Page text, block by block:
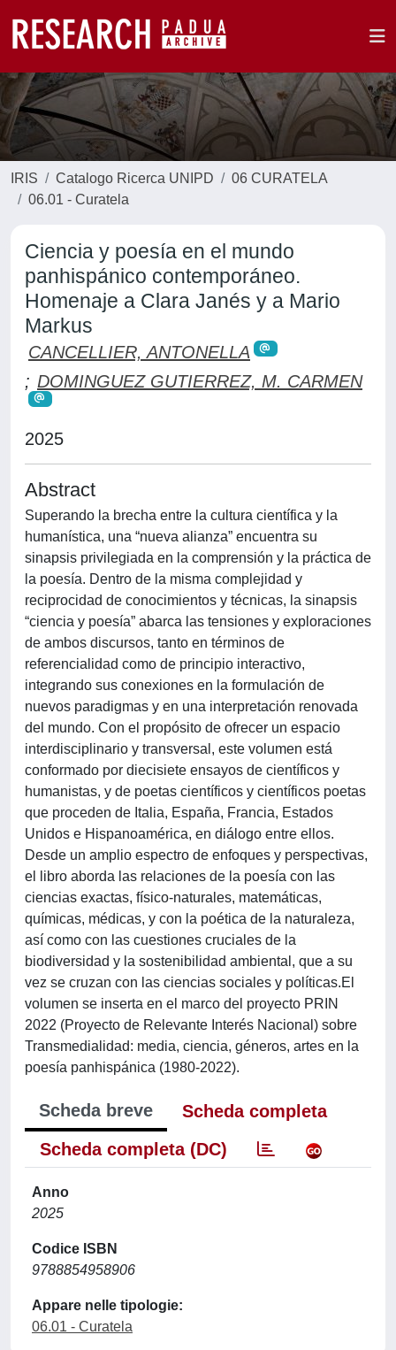
IRIS Catalogo Ricerca UNIPD
06 CURATELA
06.01 - Curatela
Ciencia y poesía en el mundo
panhispánico contemporáneo.
Homenaje a Clara Janés y a Mario
Markus
CANCELLIER, ANTONELLA
; DOMINGUEZ GUTIERREZ, M. CARMEN
2025
Abstract
Superando la brecha entre la cultura científica y la
humanística, una “nueva alianza” encuentra su
sinapsis privilegiada en la comprensión y la práctica de
la poesía. Dentro de la misma complejidad y
reciprocidad de conocimientos y técnicas, la sinapsis
“ciencia y poesía” abarca las tensiones y exploraciones
de ambos discursos, tanto en términos de
referencialidad como de principio interactivo,
integrando sus conexiones en la formulación de
nuevos paradigmas y en una interpretación renovada
del mundo. Con el propósito de ofrecer un espacio
interdisciplinario y transversal, este volumen está
conformado por diecisiete ensayos de científicos y
humanistas, y de poetas científicos y científicos poetas
que proceden de Italia, España, Francia, Estados
Unidos e Hispanoamérica, en diálogo entre ellos.
Desde un amplio espectro de enfoques y perspectivas,
el libro aborda las relaciones de la poesía con las
ciencias exactas, físico-naturales, matemáticas,
químicas, médicas, y con la poética de la naturaleza,
así como con las cuestiones cruciales de la
biodiversidad y la sostenibilidad ambiental, que a su
vez se cruzan con las ciencias sociales y políticas.El
volumen se inserta en el marco del proyecto PRIN
2022 (Proyecto de Relevante Interés Nacional) sobre
Transmedialidad: media, ciencia, géneros, artes en la
poesía panhispánica (1980-2022).
Scheda breve
Scheda completa
Scheda completa (DC)
Anno
2025
Codice ISBN
9788854958906
Appare nelle tipologie:
06.01 - Curatela